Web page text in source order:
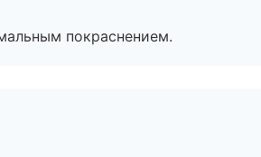
покраснением.